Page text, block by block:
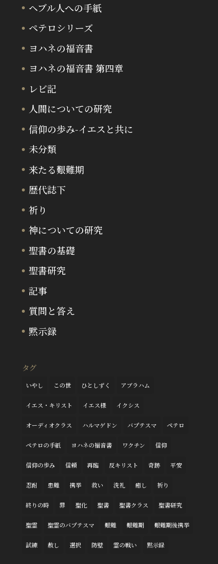
ヘブル人への手紙
ペテロシリーズ
ヨハネの福音書
ヨハネの福音書 第四章
レビ記
人間についての研究
信仰の歩み-イエスと共に
未分類
来たる艱難期
歴代誌下
祈り
神についての研究
聖書の基礎
聖書研究
記事
質問と答え
黙示録
タグ
いやし この世 ひとしずく アブラハム
イエス・キリスト イエス様 イクシス
オーディオクラス ハルマゲドン バプテスマ ペテロ
ペテロの手紙 ヨハネの福音書 ワクチン 信仰
信仰の歩み 信頼 再臨 反キリスト 奇跡 平安
忍耐 患難 携挙 救い 洗礼 癒し 祈り
終りの時 罪 聖化 聖書 聖書クラス 聖書研究
聖霊 聖霊のバプテスマ 艱難 艱難期 艱難期後携挙
試練 赦し 選択 防壁 霊の戦い 黙示録